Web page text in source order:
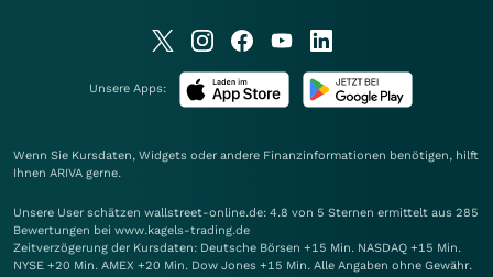
Unsere Apps:
Wenn Sie Kursdaten, Widgets oder andere Finanzinformationen benötigen, hilft
Ihnen ARIVA gerne.
Unsere User schätzen wallstreet-online.de: 4.8 von 5 Sternen ermittelt aus 285
Bewertungen bei www.kagels-trading.de
Zeitverzögerung der Kursdaten: Deutsche Börsen +15 Min. NASDAQ +15 Min.
NYSE +20 Min. AMEX +20 Min. Dow Jones +15 Min. Alle Angaben ohne Gewähr.